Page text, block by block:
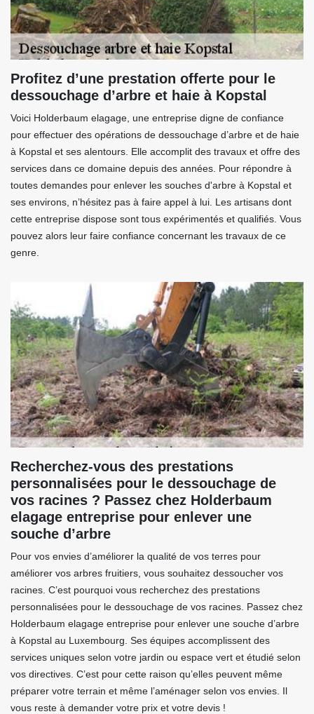
Profitez d’une prestation offerte pour le
dessouchage d’arbre et haie à Kopstal
Voici Holderbaum elagage, une entreprise digne de confiance
pour effectuer des opérations de dessouchage d’arbre et de haie
à Kopstal et ses alentours. Elle accomplit des travaux et offre des
services dans ce domaine depuis des années. Pour répondre à
toutes demandes pour enlever les souches d'arbre à Kopstal et
ses environs, n’hésitez pas à faire appel à lui. Les artisans dont
cette entreprise dispose sont tous expérimentés et qualifiés. Vous
pouvez alors leur faire confiance concernant les travaux de ce
genre.
Recherchez-vous des prestations
personnalisées pour le dessouchage de
vos racines ? Passez chez Holderbaum
elagage entreprise pour enlever une
souche d’arbre
Pour vos envies d’améliorer la qualité de vos terres pour
améliorer vos arbres fruitiers, vous souhaitez dessoucher vos
racines. C’est pourquoi vous recherchez des prestations
personnalisées pour le dessouchage de vos racines. Passez chez
Holderbaum elagage entreprise pour enlever une souche d’arbre
à Kopstal au Luxembourg. Ses équipes accomplissent des
services uniques selon votre jardin ou espace vert et étudié selon
vos directives. C’est pour cette raison qu’elles peuvent même
préparer votre terrain et même l’aménager selon vos envies. Il
vous reste à demander votre prix et votre devis !